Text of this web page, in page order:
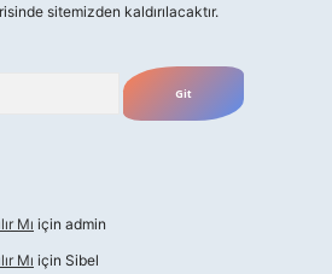
sitemizden kaldırılacaktır.
Mı için admin
Mı için Sibel